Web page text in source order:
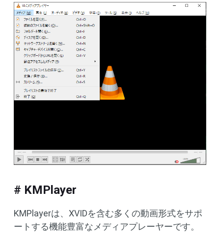
# KMPlayer
KMPlayerは、XVIDを含む多くの動画形式をサポ
ートする機能豊富なメディアプレーヤーです。